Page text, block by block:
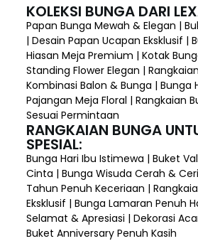
KOLEKSI BUNGA DARI
Papan Bunga Mewah & Elegan |
| Desain Papan Ucapan Eksklusif |
Hiasan Meja Premium | Kotak
Standing Flower Elegan |
Kombinasi Balon & Bunga | Bunga
Pajangan Meja Floral | Rangkaian
Sesuai Permintaan
RANGKAIAN BUNGA
SPESIAL:
Bunga Hari Ibu Istimewa | Buket
Cinta | Bunga Wisuda Cerah &
Tahun Penuh Keceriaan |
Eksklusif | Bunga Lamaran Penuh
Selamat & Apresiasi | Dekorasi
Buket Anniversary Penuh Kasih